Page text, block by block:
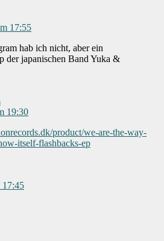
17:55
hab ich nicht, aber ein
der japanischen Band Yuka &
19:30
product/we-are-the-way-
itself-flashbacks-ep
17:45